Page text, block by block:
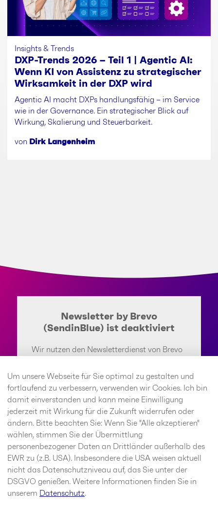
Insights & Trends
DXP-Trends 2026 – Teil 1 | Agentic AI:
Wenn KI von Assistenz zu strategischer
Wirksamkeit in der DXP wird
Agentic AI macht DXPs handlungsfähig – im Service
wie in der Governance. Ein strategischer Blick auf
Wirkung, Skalierung und Steuerbarkeit.
von Dirk Langenheim
Newsletter by Brevo
(SendinBlue) ist deaktiviert
Wir nutzen den Newsletterdienst von Brevo
GmbH, Köpenicker Straße 126, 10179 Berlin.
Wenn Sie den Newsletterdienst aktivieren,
werden u. a. Ihre IP-Adresse und weitere
Informationen über Ihr Verhalten auf dieser
Website an SendinBlue weitergeleitet.
SendinBlue speichert hierzu unter
Umständen Cookies in Ihrem Browser oder
setzt vergleichbare
Wiedererkennungstechnologien ein. Weitere
Informationen finden Sie im Bereich
Datenschutz.
Um unsere Webseite für Sie optimal zu gestalten und
fortlaufend zu verbessern, verwenden wir Cookies. Ich bin
damit einverstanden und kann meine Einwilligung
jederzeit mit Wirkung für die Zukunft widerrufen oder
ändern. Bitte beachten Sie: Wenn Sie "Alle akzeptieren"
wählen, stimmen Sie der Übermittlung
personenbezogener Daten an Drittländer außerhalb des
EWR zu (z.B. USA). Insbesondere die USA weisen aktuell
nicht das Datenschutzniveau auf, das Sie unter der
DSGVO genießen. Weitere Informationen finden Sie in
unserem
Datenschutz.